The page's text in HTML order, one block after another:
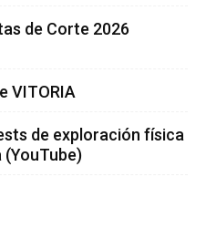
de Corte 2026
VITORIA
de exploración física
(YouTube)